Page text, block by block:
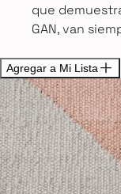
que
GAN, van
Agregar a Mi Lista